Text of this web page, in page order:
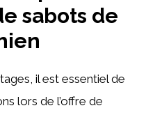
sabots de
il est essentiel de
lors de l’offre de